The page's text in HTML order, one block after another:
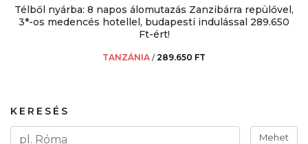
Télből nyárba: 8 napos álomutazás Zanzibárra repülővel,
3*-os medencés hotellel, budapesti indulással 289.650
Ft-ért!
TANZÁNIA /289.650 FT
KERESÉS
Mehet